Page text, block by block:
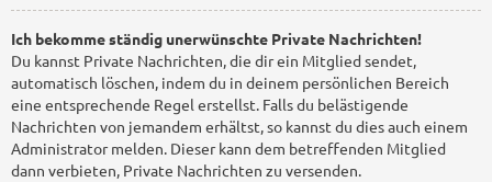
Ich bekomme ständig unerwünschte Private Nachrichten!
Du kannst Private Nachrichten, die dir ein Mitglied sendet,
automatisch löschen, indem du in deinem persönlichen Bereich
eine entsprechende Regel erstellst. Falls du belästigende
Nachrichten von jemandem erhältst, so kannst du dies auch einem
Administrator melden. Dieser kann dem betreffenden Mitglied
dann verbieten, Private Nachrichten zu versenden.